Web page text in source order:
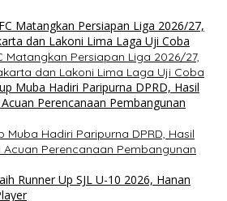
Matangkan Persiapan Liga 2026/27,
dan Lakoni Lima Laga Uji Coba
Muba Hadiri Paripurna DPRD, Hasil
Acuan Perencanaan Pembangunan